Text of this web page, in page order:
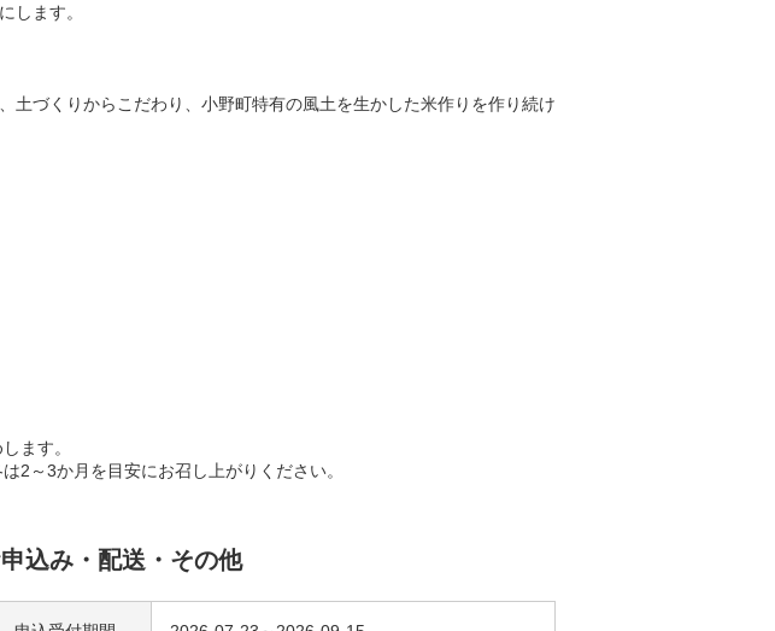
します。
づくりからこだわり、小野町特有の風土を生かした米作りを作り続け
ます。
2～3か月を目安にお召し上がりください。
込み・配送・その他